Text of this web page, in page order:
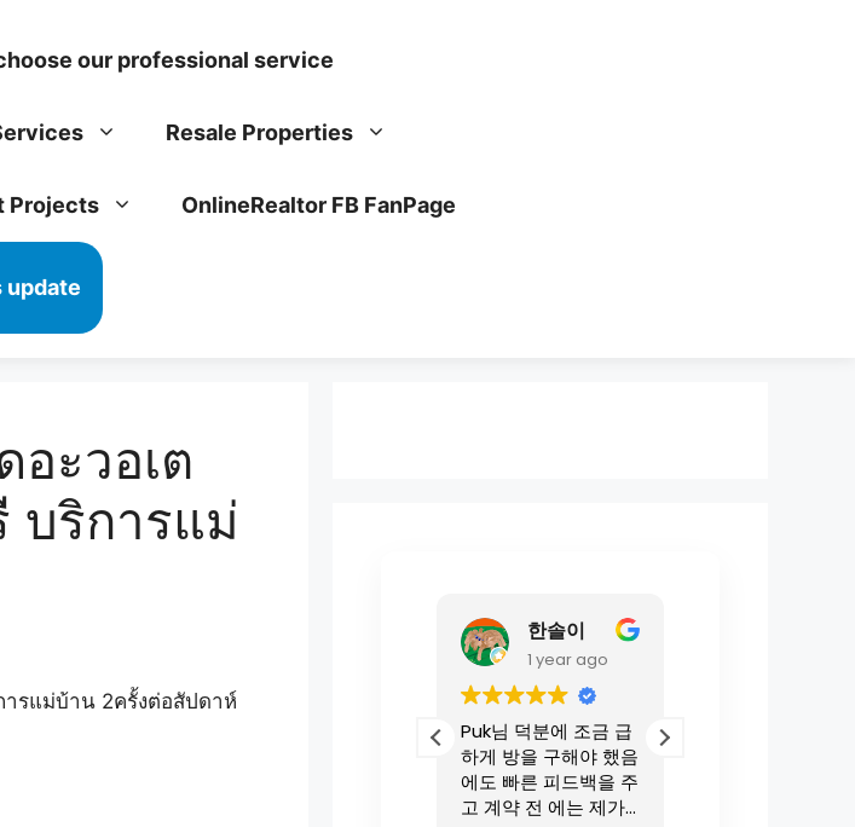
our professional service
Resale Properties
Projects OnlineRealtor FB FanPage
update
ะวอเต
บริการแม่
ารแม่บ้าน 2ครั้งต่อสัปดาห์
한솔이
1 year ago
Puk님 덕분에 조금 급
하게 방을 구해야 했음
에도 빠른 피드백을 주
고 계약 전 에는 제가